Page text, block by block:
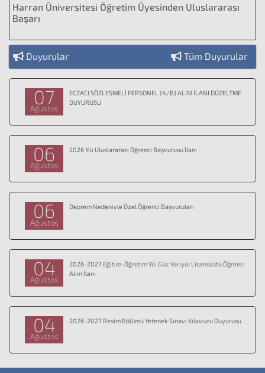
Harran Üniversitesi Öğretim Üyesinden Uluslararası
Başarı
Duyurular Tüm Duyurular
07
Ağustos
ECZACI SÖZLEŞMELİ PERSONEL (4/B) ALIM İLANI DÜZELTME
DUYURUSU
06
Ağustos
2026 Yılı Uluslararası Öğrenci Başvurusu İlanı
06
Ağustos
Deprem Nedeniyle Özel Öğrenci Başvuruları
04
Ağustos
2026-2027 Eğitim-Öğretim Yılı Güz Yarıyılı Lisansüstü Öğrenci
Alım İlanı
04
Ağustos
2026-2027 Resim Bölümü Yetenek Sınavı Kılavuzu Duyurusu